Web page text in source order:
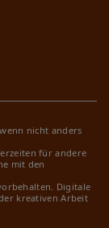
nicht anders
für andere
mit den
Digitale
kreativen Arbeit